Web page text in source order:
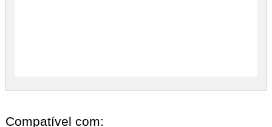
Compatível com: